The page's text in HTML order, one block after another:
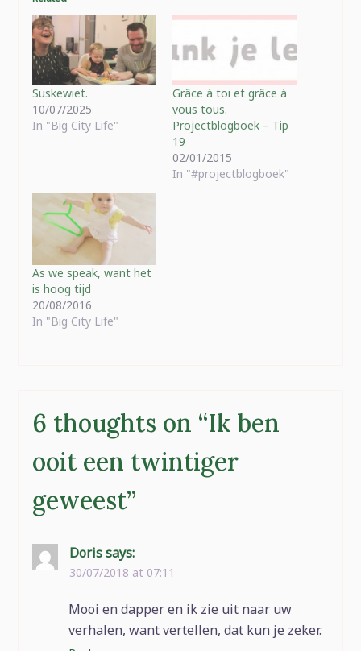
Suskewiet.
10/07/2025
In "Big City Life"
Grâce à toi et grâce à
vous tous.
Projectblogboek – Tip
19
02/01/2015
In "#projectblogboek"
As we speak, want het
is hoog tijd
20/08/2016
In "Big City Life"
6 thoughts on “Ik ben
ooit een twintiger
geweest”
Doris says:
30/07/2018 at 07:11
Mooi en dapper en ik zie uit naar uw
verhalen, want vertellen, dat kun je zeker.